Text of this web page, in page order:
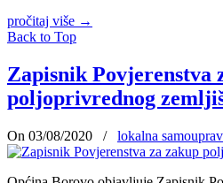
pročitaj više →
Back to Top
Zapisnik Povjerenstva
poljoprivrednog
On 03/08/2020 / lokalna